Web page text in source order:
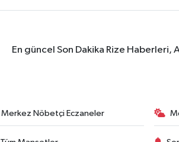
En güncel Son Dakika Rize
Merkez Nöbetçi Eczaneler